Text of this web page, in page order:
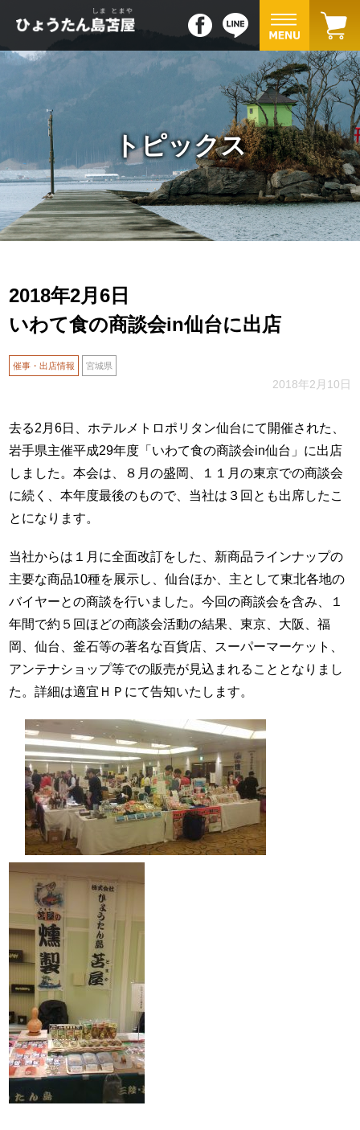
トピックス
2018年2月6日
いわて食の商談会in仙台に出店
催事・出店情報 宮城県
2018年2月10日
去る2月6日、ホテルメトロポリタン仙台にて開催された、
岩手県主催平成29年度「いわて食の商談会in仙台」に出店
しました。本会は、８月の盛岡、１１月の東京での商談会
に続く、本年度最後のもので、当社は３回とも出席したこ
とになります。
当社からは１月に全面改訂をした、新商品ラインナップの
主要な商品10種を展示し、仙台ほか、主として東北各地の
バイヤーとの商談を行いました。今回の商談会を含み、１
年間で約５回ほどの商談会活動の結果、東京、大阪、福
岡、仙台、釜石等の著名な百貨店、スーパーマーケット、
アンテナショップ等での販売が見込まれることとなりまし
た。詳細は適宜ＨＰにて告知いたします。